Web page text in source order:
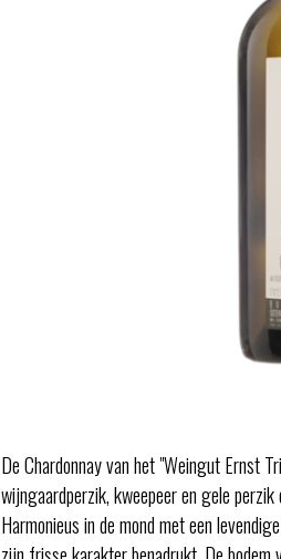
De Chardonnay van het "Weingut Ernst
wijngaardperzik, kweepeer en gele perzik
Harmonieus in de mond met een